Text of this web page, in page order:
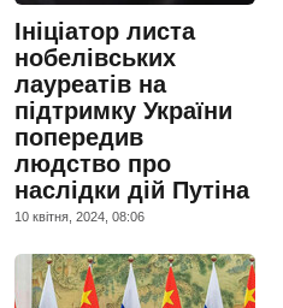
Ініціатор листа
нобелівських
лауреатів на
підтримку України
попередив
людство про
наслідки дій Путіна
10 квiтня, 2024, 08:06